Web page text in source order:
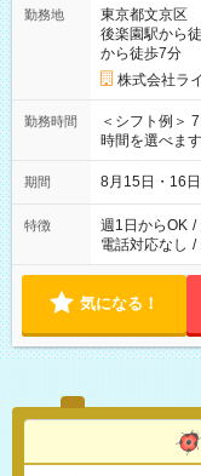
勤務地
東京都文京区
後楽園駅から
から徒歩7分
株式会社ラ
勤務時間
＜シフト例＞ 7:00～
時間を選べま
期間 8月15日・16日
特徴 週1日からOK /
電話対応なし /
気になる！